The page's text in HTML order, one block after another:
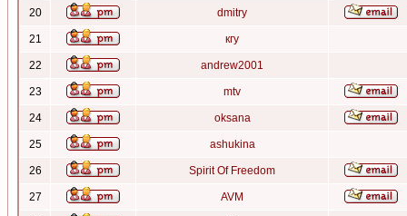
20 dmitry
21 кгу
22 andrew2001
23 mtv
24 oksana
25 ashukina
26 Spirit Of Freedom
27 AVM